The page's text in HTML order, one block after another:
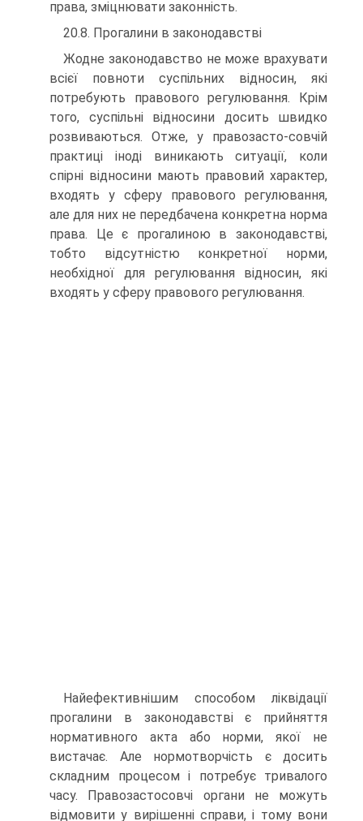
права, зміцнювати законність.
20.8. Прогалини в законодавстві
Жодне законодавство не може врахувати
всієї повноти суспільних відносин, які
потребують правового регулювання. Крім
того, суспільні відносини досить швидко
розвиваються. Отже, у правозасто-совчій
практиці іноді виникають ситуації, коли
спірні відносини мають правовий характер,
входять у сферу правового регулювання,
але для них не передбачена конкретна норма
права. Це є прогалиною в законодавстві,
тобто відсутністю конкретної норми,
необхідної для регулювання відносин, які
входять у сферу правового регулювання.
Найефективнішим способом ліквідації
прогалини в законодавстві є прийняття
нормативного акта або норми, якої не
вистачає. Але нормотворчість є досить
складним процесом і потребує тривалого
часу. Правозастосовчі органи не можуть
відмовити у вирішенні справи, і тому вони